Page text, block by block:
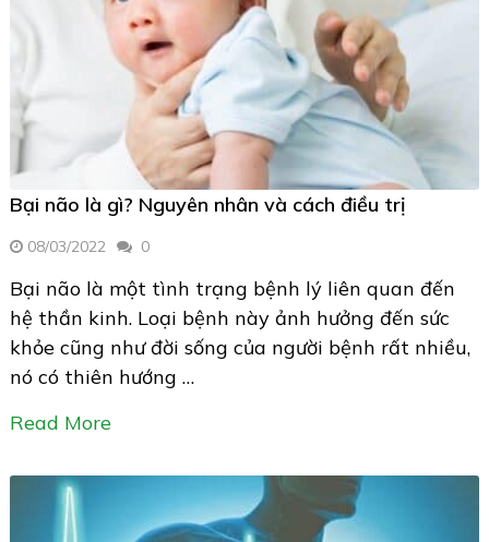
Bại não là gì? Nguyên nhân và cách điều trị
08/03/2022 0
Bại não là một tình trạng bệnh lý liên quan đến
hệ thần kinh. Loại bệnh này ảnh hưởng đến sức
khỏe cũng như đời sống của người bệnh rất nhiều,
nó có thiên hướng …
Read More